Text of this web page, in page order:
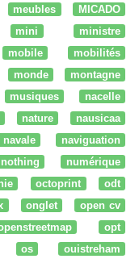
meubles
MICADO
mini
ministre
mobile
mobilités
monde
montagne
musiques
nacelle
nature
nausicaa
navale
naviguation
nothing
numérique
octoprint
odt
onglet
open cv
opt
os
ouistreham